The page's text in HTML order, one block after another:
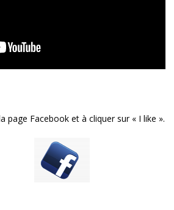
page Facebook et à cliquer sur « I like ».